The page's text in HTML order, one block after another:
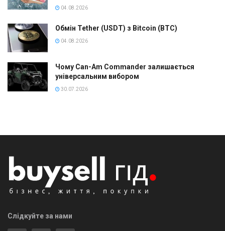
04.08.2026
Обмін Tether (USDT) з Bitcoin (BTC)
04.08.2026
Чому Can-Am Commander залишається
універсальним вибором
30.07.2026
Слідкуйте за нами